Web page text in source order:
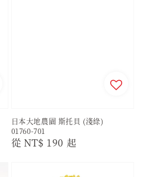
日本大地農園 斯托貝 (淺綠)
01760-701
Regular
從 NT$ 190 起